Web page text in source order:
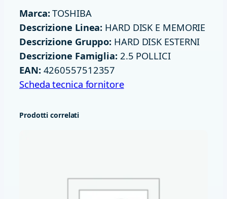
T
O
S
H
I
B
A
L
Marca:TOSHIBA
Descrizione Linea: HARD DISK E MEMORIE
Descrizione Gruppo: HARD DISK ESTERNI
Descrizione Famiglia:2.5 POLLICI
EAN:4260557512357
Scheda tecnica fornitore
Prodotti correlati